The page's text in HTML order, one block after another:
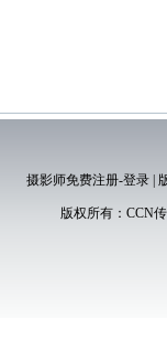
摄影师免费注册-登录|
版权所有： CCN